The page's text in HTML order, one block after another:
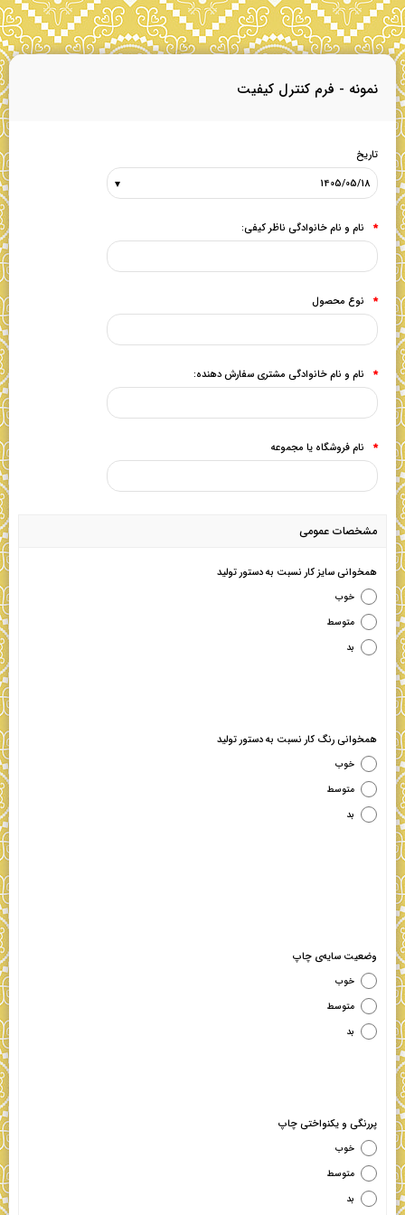
نمونه - فرم کنترل کیفیت
تاریخ
* نام و نام خانوادگی ناظر کیفی:
* نوع محصول
* نام و نام خانوادگی مشتری سفارش دهنده:
* نام فروشگاه یا مجموعه
مشخصات عمومی
همخوانی سایز کار نسبت به دستور تولید
خوب
متوسط
بد
همخوانی رنگ کار نسبت به دستور تولید
خوب
متوسط
بد
وضعیت سایه‌ی چاپ
خوب
متوسط
بد
پررنگی و یکنواختی چاپ
خوب
متوسط
بد